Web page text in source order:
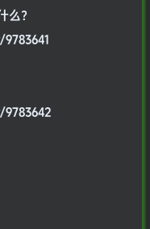
么？